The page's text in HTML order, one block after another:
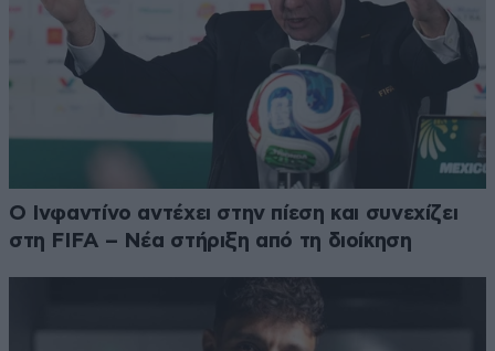
Ο Ινφαντίνο αντέχει στην πίεση και συνεχίζει
στη FIFA – Νέα στήριξη από τη διοίκηση